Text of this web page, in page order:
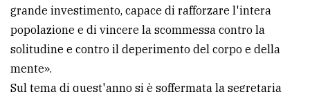
grande investimento, capace di rafforzare l'intera
popolazione e di vincere la scommessa contro la
solitudine e contro il deperimento del corpo e della
mente».
Sul tema di quest'anno si è soffermata la segretaria